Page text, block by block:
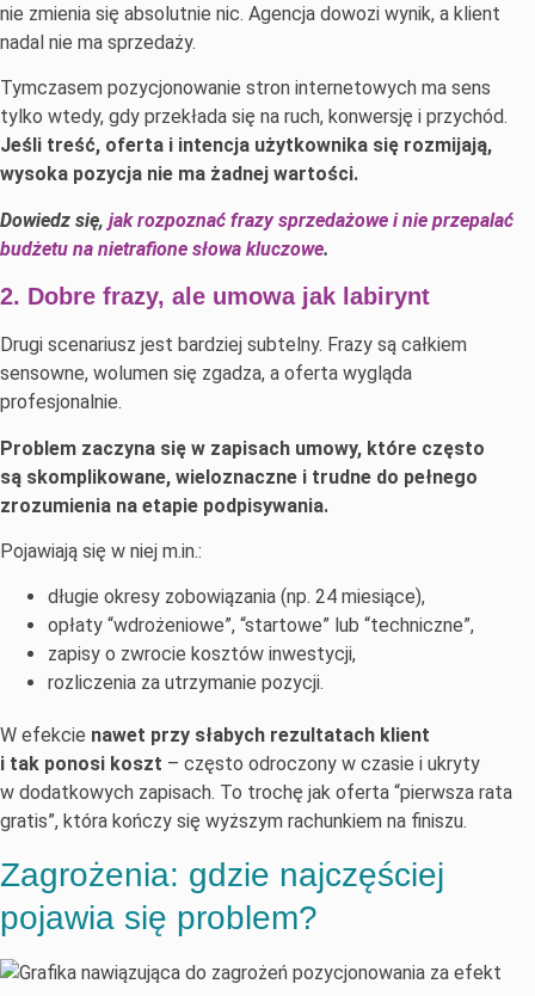
nie zmienia się absolutnie nic. Agencja dowozi wynik, a klient
nadal nie ma sprzedaży.
Tymczasem pozycjonowanie stron internetowych ma sens
tylko wtedy, gdy przekłada się na ruch, konwersję i przychód.
Jeśli treść, oferta i intencja użytkownika się rozmijają,
wysoka pozycja nie ma żadnej wartości.
Dowiedz się, jak rozpoznać frazy sprzedażowe i nie przepalać
budżetu na nietrafione słowa kluczowe.
2. Dobre frazy, ale umowa jak labirynt
Drugi scenariusz jest bardziej subtelny. Frazy są całkiem
sensowne, wolumen się zgadza, a oferta wygląda
profesjonalnie.
Problem zaczyna się w zapisach umowy, które często
są skomplikowane, wieloznaczne i trudne do pełnego
zrozumienia na etapie podpisywania.
Pojawiają się w niej m.in.:
długie okresy zobowiązania (np. 24 miesiące),
opłaty “wdrożeniowe”, “startowe” lub “techniczne”,
zapisy o zwrocie kosztów inwestycji,
rozliczenia za utrzymanie pozycji.
W efekcie nawet przy słabych rezultatach klient
i tak ponosi koszt – często odroczony w czasie i ukryty
w dodatkowych zapisach. To trochę jak oferta “pierwsza rata
gratis”, która kończy się wyższym rachunkiem na finiszu.
Zagrożenia: gdzie najczęściej
pojawia się problem?